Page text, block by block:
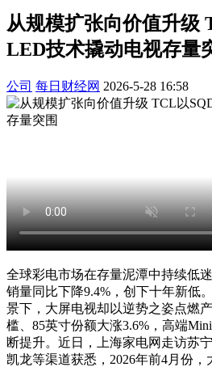
从规模扩张向价值升级
LED技术撬动电视存量
公司 每日财经网 2026-5-28 16:58
全球彩电市场在存量泥潭中持续低
销量同比下降9.4%，创下十年新低
景下，大屏电视却以逆势之姿点燃
槛、85英寸份额大涨3.6%，高端
断提升。近日，上海家电网走访苏
凯龙等渠道获悉，2026年前4月份